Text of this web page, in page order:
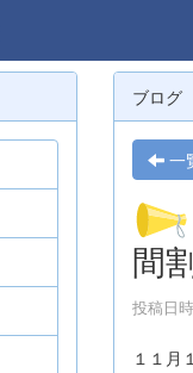
ブログ
一
間
投稿日
１１月